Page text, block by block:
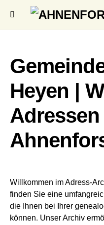
Heyen |
Willkommen im Adress-
finden Sie eine
die Ihnen bei Ihrer
können. Unser Archiv